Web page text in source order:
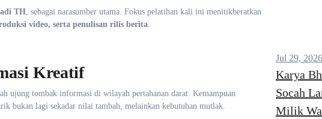
TH, sebagai narasumber utama. Fokus pelatihan kali ini menitikberatkan
video, serta penulisan rilis berita.
Kreatif
ujung tombak informasi di wilayah pertahanan darat. Kemampuan
bukan lagi sekadar nilai tambah, melainkan kebutuhan mutlak.
Jul 29, 2026
Karya
Socah
Milik